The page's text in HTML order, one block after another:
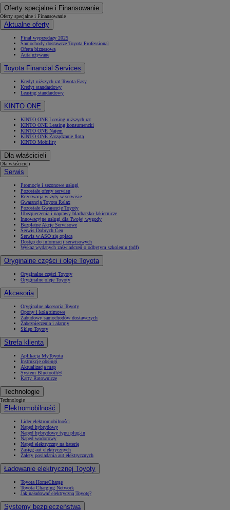
Oferty specjalne i Finansowanie
Oferty specjalne i Finansowanie
Aktualne oferty
Finał wyprzedaży 2025
Samochody dostawcze Toyota Professional
Oferta biznesowa
Auta używane
Toyota Financial Services
Kredyt niższych rat Toyota Easy
Kredyt standardowy
Leasing standardowy
KINTO ONE
KINTO ONE Leasing niższych rat
KINTO ONE Leasing konsumencki
KINTO ONE Najem
KINTO ONE Zarządzanie flotą
KINTO Mobility
Dla właścicieli
Dla właścicieli
Serwis
Promocje i sezonowe usługi
Pozostałe oferty serwisu
Rezerwacja wizyty w serwisie
Gwarancja Toyota Relax
Pozostałe Gwarancje Toyoty
Ubezpieczenia i naprawy blacharsko-lakiernicze
Innowacyjne usługi dla Twojej wygody
Bezpłatne Akcje Serwisowe
Serwis Dobrych Cen
Serwis w ASO się opłaca
Dostęp do informacji serwisowych
Wykaz wydanych zaświadczeń o odbytym szkoleniu (pdf)
Oryginalne części i oleje Toyota
Oryginalne części Toyoty
Oryginalne oleje Toyoty
Akcesoria
Oryginalne akcesoria Toyoty
Opony i koła zimowe
Zabudowy samochodów dostawczych
Zabezpieczenia i alarmy
Sklep Toyoty
Strefa klienta
Aplikacja MyToyota
Instrukcje obsługi
Aktualizacja map
System Bluetooth®
Karty Ratownicze
Technologie
Technologie
Elektromobilność
Lider elektromobilności
Napęd hybrydowy
Napęd hybrydowy typu plug-in
Napęd wodorowy
Napęd elektryczny na baterię
Zasięg aut elektrycznych
Zalety posiadania aut elektrycznych
Ładowanie elektrycznej Toyoty
Toyota HomeCharge
Toyota Charging Network
Jak naładować elektryczną Toyotę?
Systemy bezpieczeństwa